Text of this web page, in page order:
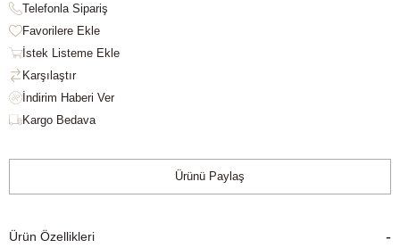
Telefonla Sipariş
Favorilere Ekle
İstek Listeme Ekle
Karşılaştır
Kargo Bedava
Ürünü Paylaş
Ürün Özellikleri